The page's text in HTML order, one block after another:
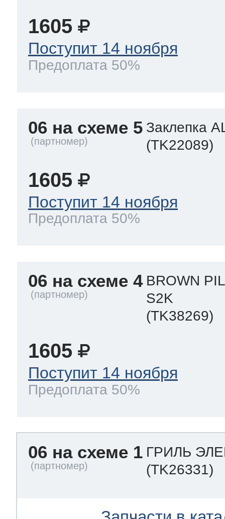
1605
Поступит 14 ноября
Предоплата 50%
06 на схеме 5 Заклепка
(TK22089)
1605
Поступит 14 ноября
Предоплата 50%
06 на схеме 4 BROWN
S2K
(TK38269)
1605
Поступит 14 ноября
Предоплата 50%
06 на схеме 1 ГРИЛЬ
(TK26331)